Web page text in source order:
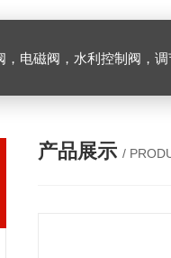
电磁阀，水利控制阀，调节
产品展示 /